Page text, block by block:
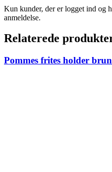
Kun kunder, der er logget ind og
anmeldelse.
Relaterede
Pommes frites holder